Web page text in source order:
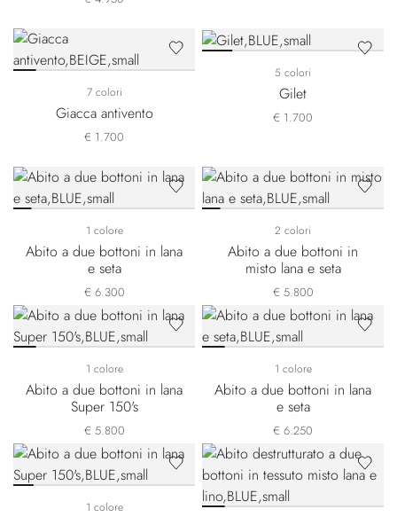
7 colori
Giacca antivento
€ 1.700
5 colori
Gilet
€ 1.700
1 colore
Abito a due bottoni in lana
e seta
€ 6.300
2 colori
Abito a due bottoni in
misto lana e seta
€ 5.800
1 colore
Abito a due bottoni in lana
Super 150's
€ 5.800
1 colore
Abito a due bottoni in lana
e seta
€ 6.250
1 colore